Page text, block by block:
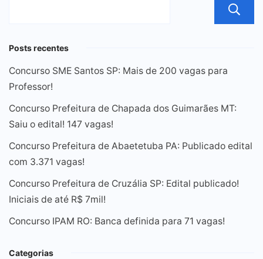
Posts recentes
Concurso SME Santos SP: Mais de 200 vagas para
Professor!
Concurso Prefeitura de Chapada dos Guimarães MT:
Saiu o edital! 147 vagas!
Concurso Prefeitura de Abaetetuba PA: Publicado edital
com 3.371 vagas!
Concurso Prefeitura de Cruzália SP: Edital publicado!
Iniciais de até R$ 7mil!
Concurso IPAM RO: Banca definida para 71 vagas!
Categorias